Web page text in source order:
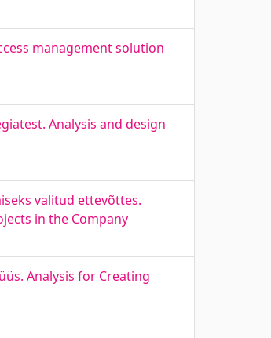
management solution
Analysis and design
valitud ettevõttes.
in the Company
Analysis for Creating